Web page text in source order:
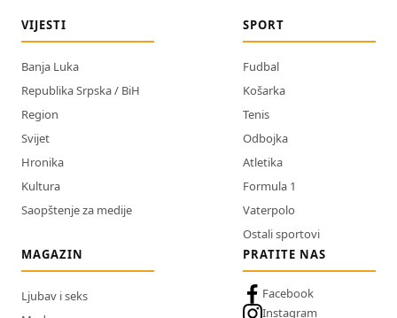
VIJESTI
Banja Luka
Republika Srpska / BiH
Region
Svijet
Hronika
Kultura
Saopštenje za medije
SPORT
Fudbal
Košarka
Tenis
Odbojka
Atletika
Formula 1
Vaterpolo
Ostali sportovi
MAGAZIN
Ljubav i seks
PRATITE NAS
Facebook
Instagram